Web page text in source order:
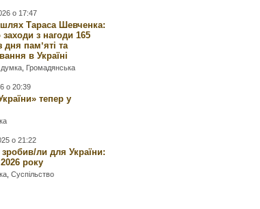
о 17:47
Тараса Шевченка:
з нагоди 165
дня памʼяті та
в Україні
Громадянська
о 20:39
тепер у
о 21:22
ли для України:
року
,Суспільство